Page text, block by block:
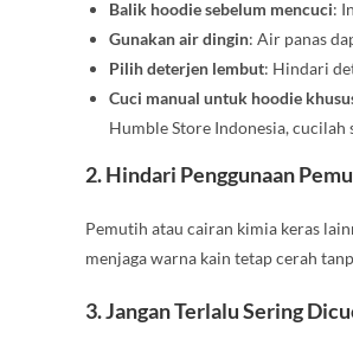
Balik hoodie sebelum mencuci:
Gunakan air dingin: Air panas
Pilih deterjen lembut: Hindari
Cuci manual untuk hoodie
Humble Store Indonesia, cucilah
2.Hindari Penggunaan
Pemutih atau cairan kimia keras
menjaga warna kain tetap cerah
3.Jangan Terlalu Sering